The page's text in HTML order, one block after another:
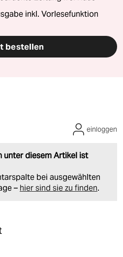
inkl. Vorlesefunktion
bestellen
unter diesem Artikel ist
bei ausgewählten
– hier sind sie zu finden.
einloggen